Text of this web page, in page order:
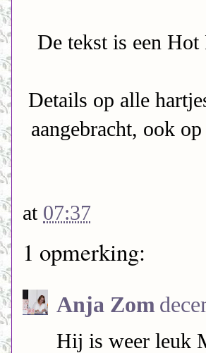
De tekst is een
Details op alle
aangebracht, ook
at 07:37
1 opmerking:
Anja Zom
Hij is weer leuk